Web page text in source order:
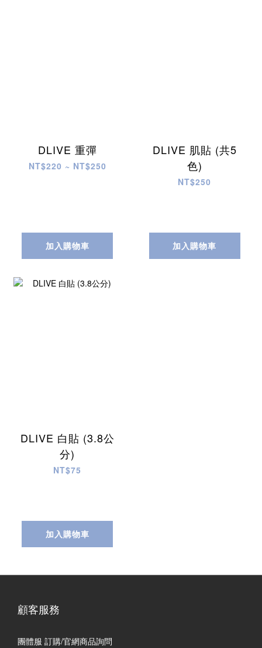
DLIVE 重彈
NT$220 ~ NT$250
加入購物車
DLIVE 肌貼 (共5
色)
NT$250
加入購物車
DLIVE 白貼 (3.8公
分)
NT$75
加入購物車
顧客服務
團體服 訂購/官網商品詢問